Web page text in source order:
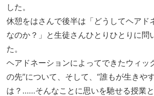
した。
休憩をはさんで後半は「どうしてヘアド
なのか？」と生徒さんひとりひとりに問
た。
ヘアドネーションによってできたウィッ
の先”について、そして、“誰もが生きや
は？……そんなことに思いを馳せる授業と